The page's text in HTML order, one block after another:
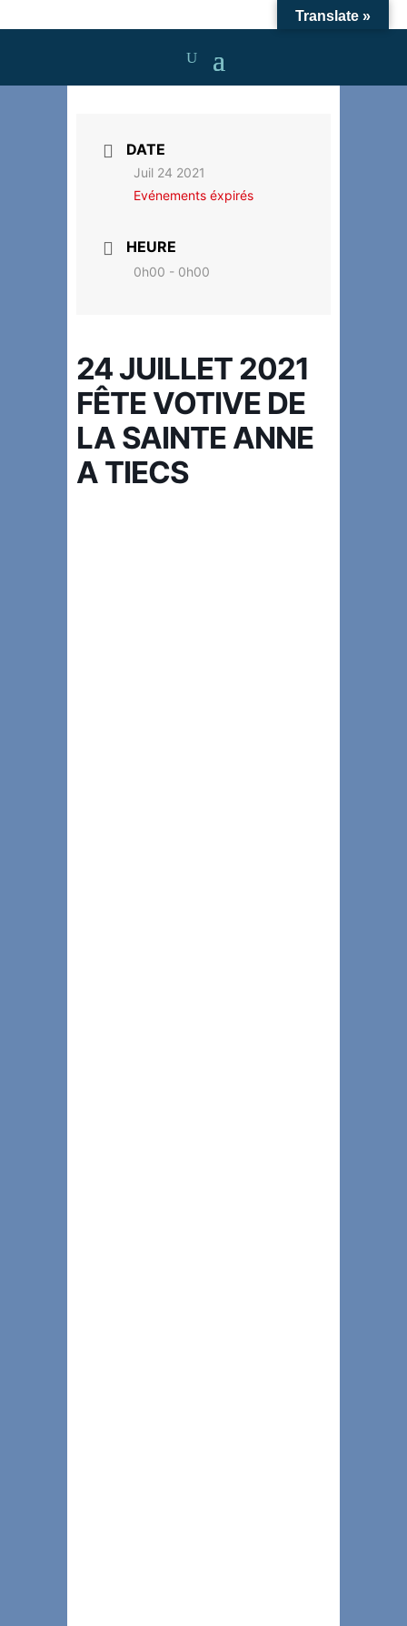
DATE
Juil 24 2021
Evénements éxpirés
HEURE
0h00 - 0h00
24 JUILLET 2021
FÊTE VOTIVE DE
LA SAINTE ANNE
A TIECS
Translate »